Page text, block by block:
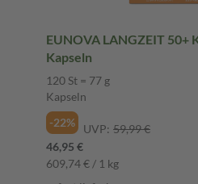
EUNOVA LANGZEIT 50+
Kapseln
120 St = 77 g
Kapseln
-22%
UVP: 59,99 €
46,95 €
609,74 € / 1 kg